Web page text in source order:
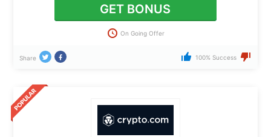
GET BONUS
On Going Offer
Share 100% Success